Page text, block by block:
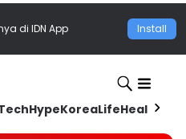
di IDN App Install
HypeKoreaLifeHealth